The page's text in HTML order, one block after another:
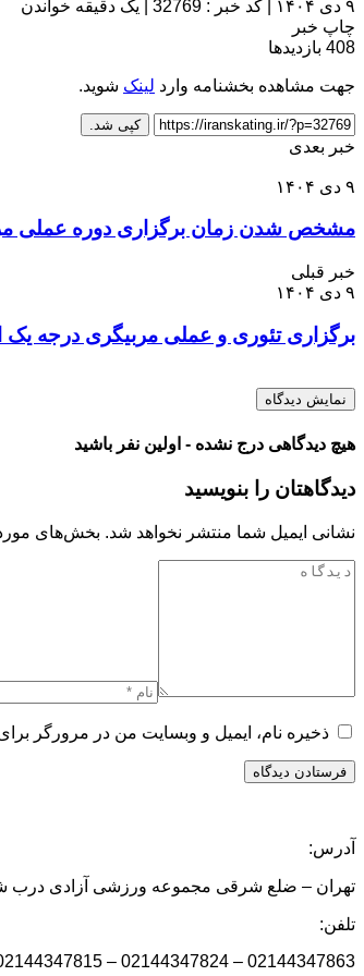
۹ دی ۱۴۰۴ کد خبر : 32769
یک دقیقه خواندن
چاپ خبر
408 بازدیدها
جهت مشاهده بخشنامه وارد لینک شوید.
کپی شد.
خبر بعدی
۹ دی ۱۴۰۴
مشخص شدن زمان برگزاری دوره عملی مربیگری
خبر قبلی
۹ دی ۱۴۰۴
برگزاری تئوری و عملی مربیگری درجه
نمایش دیدگاه
هیچ دیدگاهی درج نشده - اولین نفر باشید
دیدگاهتان را بنویسید
نشانی ایمیل شما منتشر نخواهد شد. بخش‌های
ذخیره نام، ایمیل و وبسایت من در مرورگر
آدرس:
تهران – ضلع شرقی مجموعه ورزشی آزادی درب
تلفن:
02144347863 – 02144347824 – 02144347815